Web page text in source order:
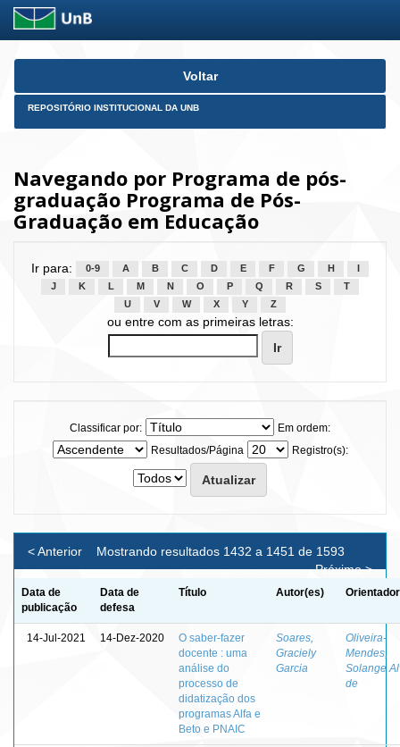
Skip
Voltar
REPOSITÓRIO INSTITUCIONAL DA UNB
Navegando por Programa de pós-
graduação Programa de Pós-
Graduação em Educação
Ir para: 0-9 A B C D E F G H
J
K L M N O P Q R S
T
U
V W X Y Z
ou entre com as primeiras letras:
Classificar por:
Em ordem:
Resultados/Página
Registro(s):
Mostrando resultados 1432 a 1451 de 1593
< Anterior
Próximo >
Data de
publicação
Data de
defesa
Título Autor(es)
14-Jul-2021 14-Dez-2020
O saber-fazer
docente : uma
análise do
processo de
didatização dos
programas Alfa e
Beto e PNAIC
Soares,
Graciely
Garcia
Oliveira-
Mendes,
Solange
de